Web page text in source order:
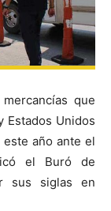
que
Estados Unidos
año ante el
el Buró de
sus siglas en